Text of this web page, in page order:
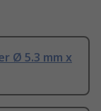
Ø 5.3 mm x